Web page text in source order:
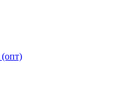
(опт)